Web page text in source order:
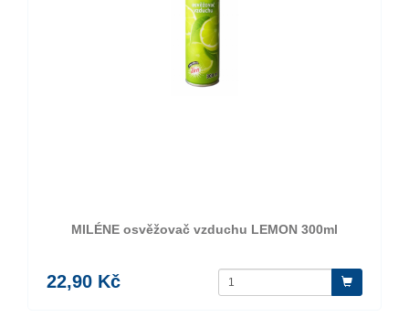
MILÉNE osvěžovač vzduchu LEMON 300ml
22,90 Kč